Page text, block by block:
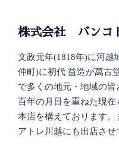
株式会社 バンコ
文政元年(1818年)に河越
仲町)に初代 益造が萬古
で多くの地元・地域の
百年の月日を重ねた現
本店を構えております
アトレ川越にも出店させ